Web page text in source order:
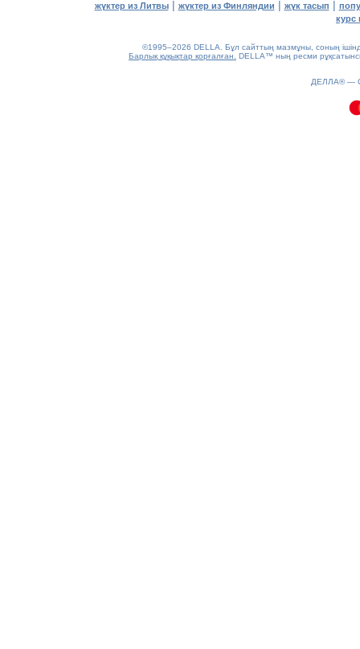
жүктер из Литвы| жүктер из Финляндии | жүк тасып |
курс
©1995–2026 DELLA. Бұл сайттың мазмұны, соның
Барлық құқықтар қорғалған.
DELLA™ ның ресми
ДЕЛЛА® —